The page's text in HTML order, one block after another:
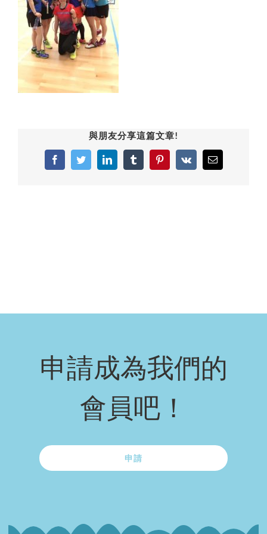
與朋友分享這篇文章!
FacebookTwitterLinkedInTumblrPinterest
Vk Email:
申請成為我們的
會員吧！
申請